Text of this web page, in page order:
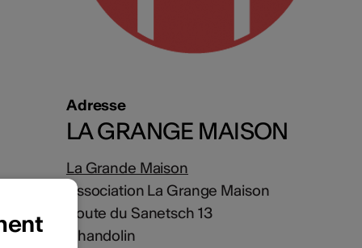
Adresse
LA GRANGE MAISON
La Grande Maison
Association La Grange Maison
Route du Sanetsch 13
Chandolin